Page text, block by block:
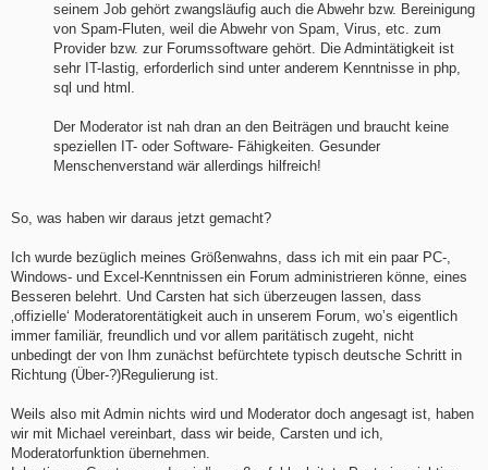
seinem Job gehört zwangsläufig auch die Abwehr bzw. Bereinigung
von Spam-Fluten, weil die Abwehr von Spam, Virus, etc. zum
Provider bzw. zur Forumssoftware gehört. Die Admintätigkeit ist
sehr IT-lastig, erforderlich sind unter anderem Kenntnisse in php,
sql und html.
Der Moderator ist nah dran an den Beiträgen und braucht keine
speziellen IT- oder Software- Fähigkeiten. Gesunder
Menschenverstand wär allerdings hilfreich!
So, was haben wir daraus jetzt gemacht?
Ich wurde bezüglich meines Größenwahns, dass ich mit ein paar PC-,
Windows- und Excel-Kenntnissen ein Forum administrieren könne, eines
Besseren belehrt. Und Carsten hat sich überzeugen lassen, dass
‚offizielle‘ Moderatorentätigkeit auch in unserem Forum, wo’s eigentlich
immer familiär, freundlich und vor allem paritätisch zugeht, nicht
unbedingt der von Ihm zunächst befürchtete typisch deutsche Schritt in
Richtung (Über-?)Regulierung ist.
Weils also mit Admin nichts wird und Moderator doch angesagt ist, haben
wir mit Michael vereinbart, dass wir beide, Carsten und ich,
Moderatorfunktion übernehmen.